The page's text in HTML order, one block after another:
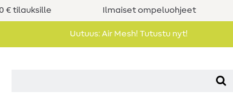
€ tilauksille Ilmaiset ompeluohjeet
Uutuus: Air Mesh! Tutustu nyt!